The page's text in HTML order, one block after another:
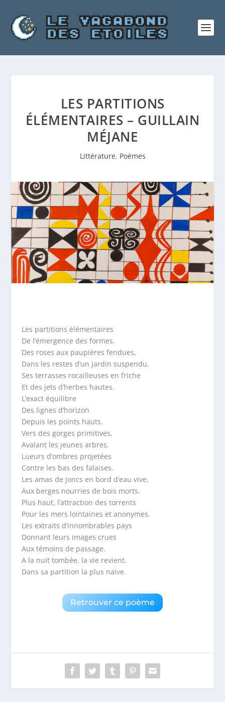
LES PARTITIONS
ÉLÉMENTAIRES – GUILLAIN
MÉJANE
Littérature, Poèmes
Les partitions élémentaires
De l’émergence des formes.
Des roses aux paupières fendues,
Dans les restes d’un jardin suspendu,
Ses terrasses rocailleuses en friche
Et des jets d’herbes hautes.
L’exact équilibre
Des lignes d’horizon
Depuis les points hauts.
Vers des gorges primitives,
Avalant les jeunes arbres.
Lueurs d’ombres projetées
Contre les bas des falaises.
Les amas de joncs en bord d’eau vive,
Aux berges nourries de bois morts.
Plus haut, l’attraction des torrents
Pour les mers lointaines et anonymes.
Les extraits d’innombrables pays
Donnant leurs images crues
Aux témoins de passage.
A la nuit tombée, la vie revient.
Dans sa partition la plus naïve.
Retrouver ce poème